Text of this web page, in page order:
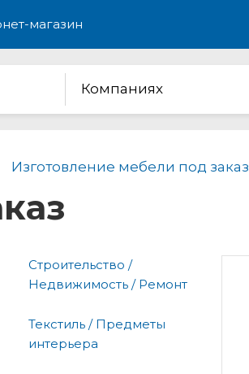
магазин
Компаниях
Изготовление мебели под заказ
Строительство /
Недвижимость / Ремонт
Текстиль / Предметы
интерьера